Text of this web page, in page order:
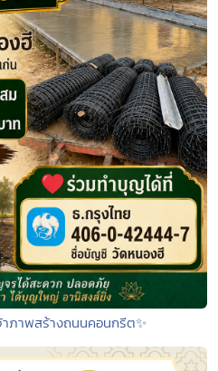
าภาพสร้างถนนคอนกรีต✨